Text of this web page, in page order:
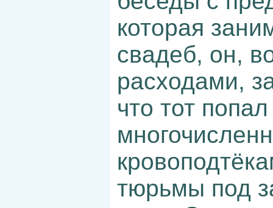
которая
свадеб, он,
расходами,
что тот
тюрьмы под